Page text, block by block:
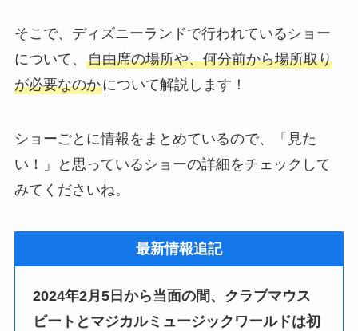
そこで、ディズニーランドで行われているショー
について、 自由席の場所や、何分前から場所取り
が必要なのかについて解説します！
ショーごとに情報をまとめているので、「見た
い！」と思っているショーの詳細をチェックして
みてくださいね。
最新情報追記
2024年2月5日から当面の間、クラブマウス
ビートとマジカルミュージックワールドは初